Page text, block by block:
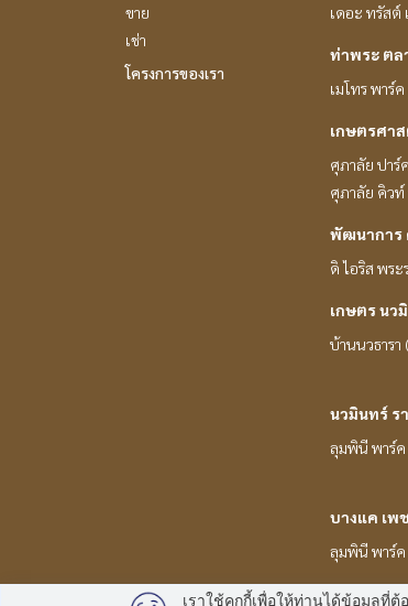
ขาย
เช่า
โครงการของเรา
เดอะ ทรัสต์
ท่าพระ ต
เมโทร พาร์
เกษตรศา
ศุภาลัย ปาร์
ศุภาลัย คิวท์
พัฒนาการ
ดิ ไอริส พร
เกษตร นว
บ้านนวธารา
นวมินทร์ ร
ลุมพินี พาร์ค
บางแค เพ
ลุมพินี พาร์ค
เราใช้คุกกี้เพื่อให้ท่านได้ข้อมูลที่